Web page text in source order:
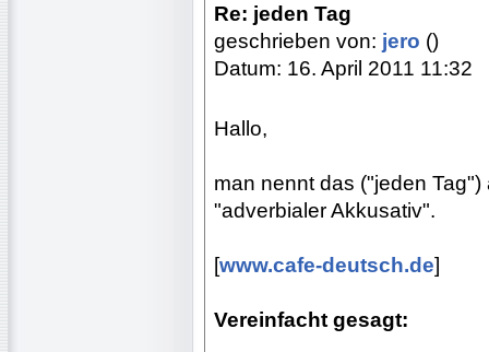
Re: jeden Tag
geschrieben von: jero ()
Datum: 16. April 2011 11:32
Hallo,
man nennt das ("jeden
"adverbialer Akkusativ".
[www.cafe-deutsch.de]
Vereinfacht gesagt: